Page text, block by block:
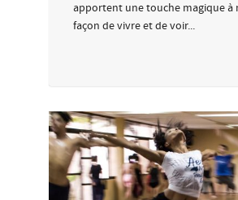
apportent une touche magique à
façon de vivre et de voir...